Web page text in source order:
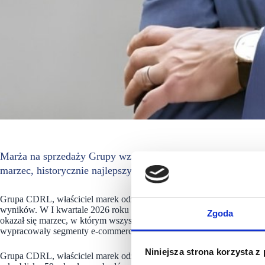
Zgoda
Niniejsza strona korzysta z
Marża na sprzedaży Grupy wzrosła w minionym kwartale w
marzec, historycznie najlepszy – mówi Marek Dworczak,
Grupa CDRL, właściciel marek odzieżowych Coccodrillo, Lemon
wyników. W I kwartale 2026 roku rentowność na sprzedaży
okazał się marzec, w którym wszystkie kanały dystrybucji notowały
wypracowały segmenty e-commerce oraz marketplace. Zarząd
Grupa CDRL, właściciel marek odzieżowych Coccodrillo, Lemon